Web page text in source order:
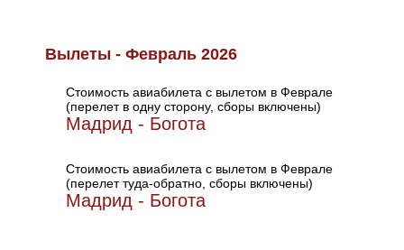
Вылеты - Февраль 2026
Стоимость авиабилета с вылетом в Феврале
(перелет в одну сторону, сборы включены)
Мадрид - Богота
Стоимость авиабилета с вылетом в Феврале
(перелет туда-обратно, сборы включены)
Мадрид - Богота